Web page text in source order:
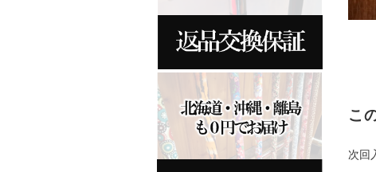
こ
次回